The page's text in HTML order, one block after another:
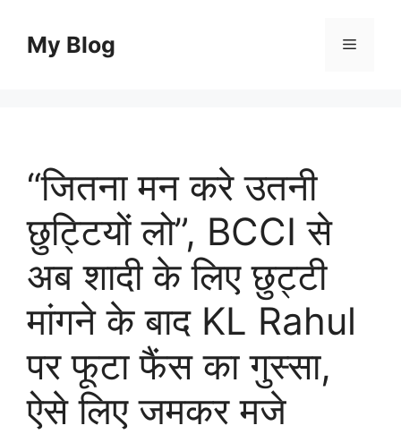
contentMy Blog Menu
“जितना मन करे उतनी
छुट्टियों लो”, BCCI से
अब शादी के लिए छुट्टी
मांगने के बाद KL Rahul
पर फूटा फैंस का गुस्सा,
ऐसे लिए जमकर मजे